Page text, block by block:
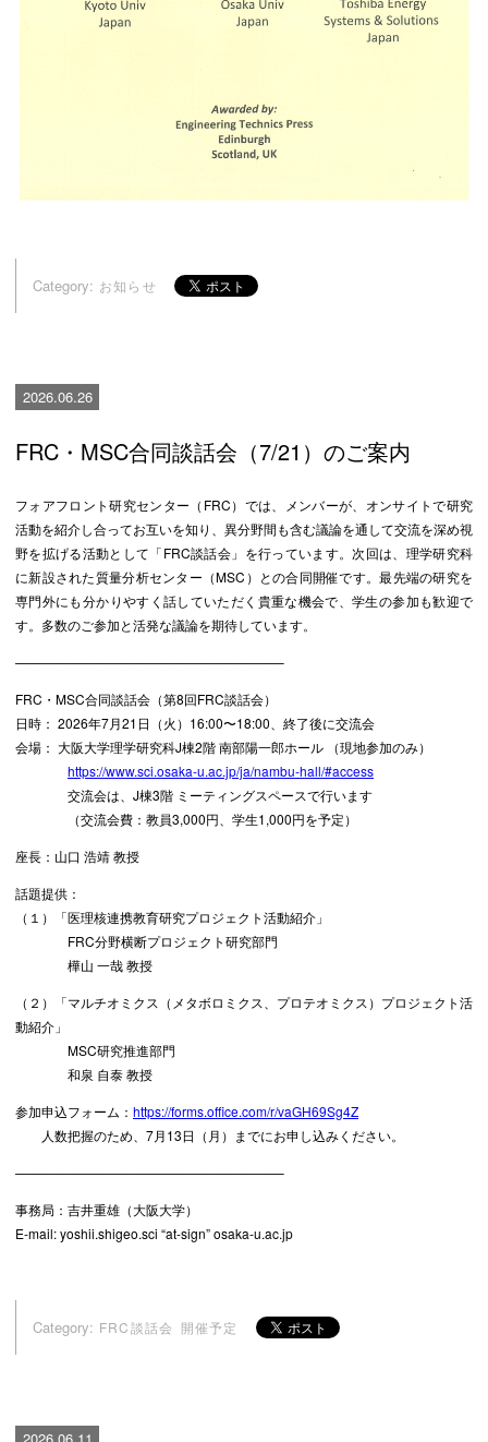
Category: お知らせ
2026.06.26
FRC・MSC合同談話会（7/21）のご案内
フォアフロント研究センター（FRC）では、メンバーが、オンサイトで研究
活動を紹介し合ってお互いを知り、異分野間も含む議論を通して交流を深め視
野を拡げる活動として「FRC談話会」を行っています。次回は、理学研究科
に新設された質量分析センター（MSC）との合同開催です。最先端の研究を
専門外にも分かりやすく話していただく貴重な機会で、学生の参加も歓迎で
す。多数のご参加と活発な議論を期待しています。
————————————————————–
FRC・MSC合同談話会（第8回FRC談話会）
日時： 2026年7月21日（火）16:00〜18:00、終了後に交流会
会場： 大阪大学理学研究科J棟2階 南部陽一郎ホール （現地参加のみ）
https://www.sci.osaka-u.ac.jp/ja/nambu-hall/#access
交流会は、J棟3階 ミーティングスペースで行います
（交流会費：教員3,000円、学生1,000円を予定）
座長：山口 浩靖 教授
話題提供：
（１）「医理核連携教育研究プロジェクト活動紹介」
FRC分野横断プロジェクト研究部門
樺山 一哉 教授
（２）「マルチオミクス（メタボロミクス、プロテオミクス）プロジェクト活
動紹介」
MSC研究推進部門
和泉 自泰 教授
参加申込フォーム： https://forms.office.com/r/vaGH69Sg4Z
人数把握のため、7月13日（月）までにお申し込みください。
————————————————————–
事務局：吉井重雄（大阪大学）
E-mail: yoshii.shigeo.sci “at-sign” osaka-u.ac.jp
Category: FRC談話会 開催予定